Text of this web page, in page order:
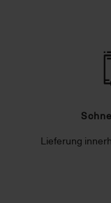
Lieferung